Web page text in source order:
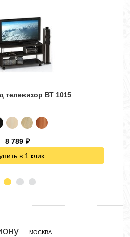
телевизор ВТ 1015
8 789 ₽
в 1 клик
МОСКВА